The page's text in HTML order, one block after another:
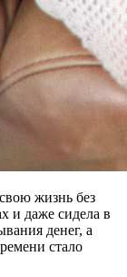
жизнь без
и даже сидела в
денег, а
стало